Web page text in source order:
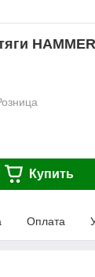
Купить
Оплата